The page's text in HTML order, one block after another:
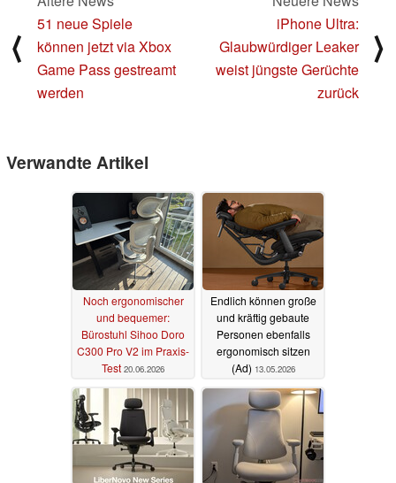
⟨
51 neue Spiele
können jetzt via Xbox
Game Pass gestreamt
werden
iPhone Ultra:
Glaubwürdiger Leaker
weist jüngste Gerüchte
zurück
⟩
Verwandte Artikel
Noch ergonomischer
und bequemer:
Bürostuhl Sihoo Doro
C300 Pro V2 im Praxis-
Test 20.06.2026
Endlich können große
und kräftig gebaute
Personen ebenfalls
ergonomisch sitzen
(Ad) 13.05.2026